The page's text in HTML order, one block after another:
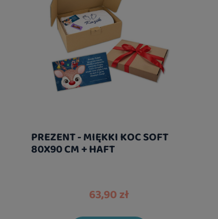
PREZENT - MIĘKKI KOC SOFT
80X90 CM + HAFT
63,90 zł